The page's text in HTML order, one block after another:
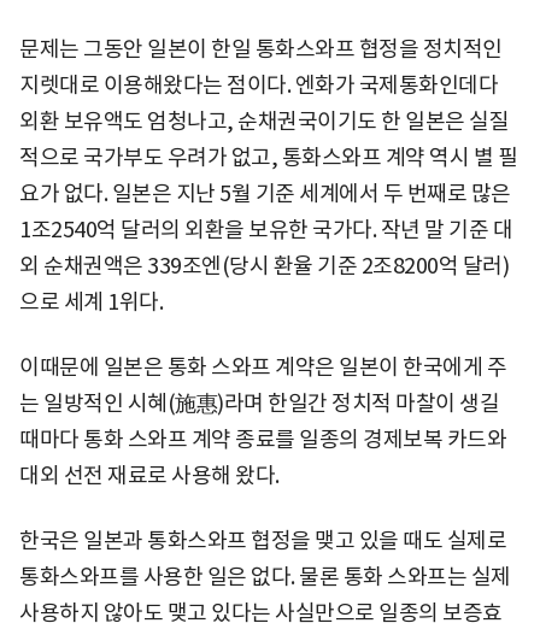
문제는 그동안 일본이 한일 통화스와프 협정을 정치적인
지렛대로 이용해왔다는 점이다. 엔화가 국제통화인데다
외환 보유액도 엄청나고, 순채권국이기도 한 일본은 실질
적으로 국가부도 우려가 없고, 통화스와프 계약 역시 별 필
요가 없다. 일본은 지난 5월 기준 세계에서 두 번째로 많은
1조2540억 달러의 외환을 보유한 국가다. 작년 말 기준 대
외 순채권액은 339조엔(당시 환율 기준 2조8200억 달러)
으로 세계 1위다.
이때문에 일본은 통화 스와프 계약은 일본이 한국에게 주
는 일방적인 시혜(施惠)라며 한일간 정치적 마찰이 생길
때마다 통화 스와프 계약 종료를 일종의 경제보복 카드와
대외 선전 재료로 사용해 왔다.
한국은 일본과 통화스와프 협정을 맺고 있을 때도 실제로
통화스와프를 사용한 일은 없다. 물론 통화 스와프는 실제
사용하지 않아도 맺고 있다는 사실만으로 일종의 보증효